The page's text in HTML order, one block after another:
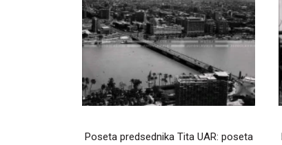
Poseta predsednika Tita UAR: poseta